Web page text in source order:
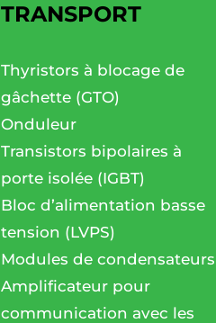
TRANSPORT
Thyristors à blocage de
gâchette (GTO)
Onduleur
Transistors bipolaires à
porte isolée (IGBT)
Bloc d’alimentation basse
tension (LVPS)
Modules de condensateurs
Amplificateur pour
communication avec les